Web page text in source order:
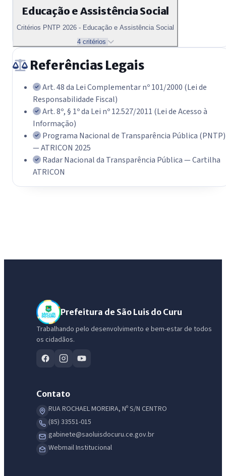
Educação e Assistência Social
Critérios PNTP 2026 - Educação e Assistência Social
4 critérios
Referências Legais
Art. 48 da Lei Complementar nº 101/2000 (Lei de
Responsabilidade Fiscal)
Art. 8º, § 1º da Lei nº 12.527/2011 (Lei de Acesso à
Informação)
Programa Nacional de Transparência Pública (PNTP)
— ATRICON 2025
Radar Nacional da Transparência Pública — Cartilha
ATRICON
Prefeitura de São Luis do Curu
Trabalhando pelo desenvolvimento e bem-estar de todos
os cidadãos.
Contato
RUA ROCHAEL MOREIRA, Nº S/N CENTRO
(85) 33551-015
gabinete@saoluisdocuru.ce.gov.br
Webmail Institucional